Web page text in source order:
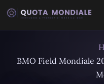
BMO Field Mondiale